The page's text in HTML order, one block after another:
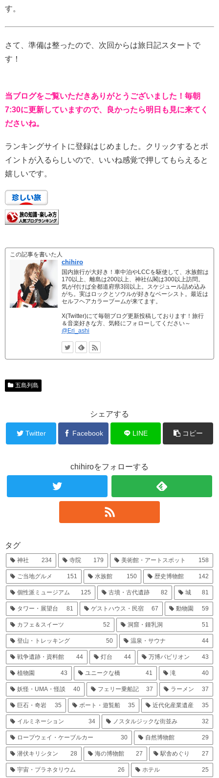
す。
さて、準備は整ったので、次回からは旅日記スタートで
す！
当ブログをご覧いただきありがとうございました！毎朝
7:30に更新していますので、良かったら明日も見に来てく
ださいね。
ランキングサイトに登録はじめました。クリックするとポ
イントが入るらしいので、いいね感覚で押してもらえると
嬉しいです。
この記事を書いた人
chihiro
国内旅行が大好き！車中泊やLCCを駆使して、水族館は
170以上、離島は200以上、神社仏閣は300以上訪問。
気が付けば全都道府県3回以上。スケジュール詰め込み
がち。実はロックとソウルが好きなベーシスト。最近は
セルフヘアカラーブームが来てます。
X(Twitter)にて毎朝ブログ更新投稿しております！旅行
＆音楽好きな方、気軽にフォローしてください～
@Eri_ashi
五島列島
シェアする
Twitter Facebook LINE コピー
chihiroをフォローする
タグ
神社 234 寺院 179 美術館・アートスポット 158
ご当地グルメ 151 水族館 150 歴史博物館 142
個性派ミュージアム 125 古墳・古代遺跡 82 城 81
タワー・展望台 81 ゲストハウス・民宿 67 動物園 59
カフェ＆スイーツ 52 洞窟・鍾乳洞 51
登山・トレッキング 50 温泉・サウナ 44
戦争遺跡・資料館 44 灯台 44 万博パビリオン 43
植物園 43 ユニークな橋 41 滝 40
妖怪・UMA・怪談 40 フェリー乗船記 37 ラーメン 37
巨石・奇岩 35 ボート・遊覧船 35 近代化産業遺産 35
イルミネーション 34 ノスタルジックな街並み 32
ロープウェイ・ケーブルカー 30 自然博物館 29
潜伏キリシタン 28 海の博物館 27 駅舎めぐり 27
宇宙・プラネタリウム 26 ホテル 25